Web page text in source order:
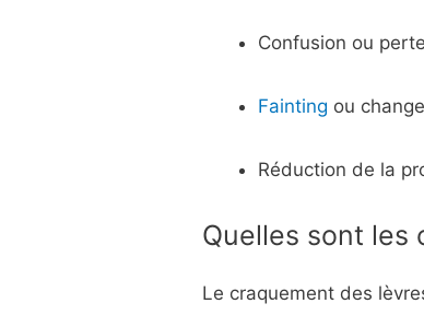
Confusion ou
Fainting ou
Réduction de la
Quelles sont les
Le craquement des